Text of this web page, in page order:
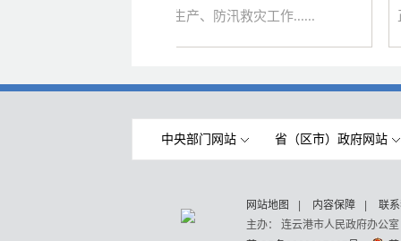
全生产、防汛救灾工作......
中央部门网站 省（区市）政府网站
网站地图 内容保障
联
主办： 连云港市人民政府办公